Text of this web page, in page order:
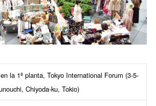
la 1ª planta, Tokyo International Forum (3-5-
Chiyoda-ku, Tokio)